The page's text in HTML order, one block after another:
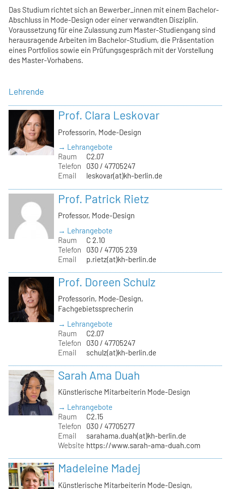
Das Studium richtet sich an Bewerber_innen mit einem Bachelor-
Abschluss in Mode-Design oder einer verwandten Disziplin.
Voraussetzung für eine Zulassung zum Master-Studiengang sind
herausragende Arbeiten im Bachelor-Studium, die Präsentation
eines Portfolios sowie ein Prüfungsgespräch mit der Vorstellung
des Master-Vorhabens.
Lehrende
Prof. Clara Leskovar
Professorin, Mode-Design
→ Lehrangebote
Raum
C2.07
Telefon
030 / 47705247
Email
leskovar(at)kh-berlin.de
Prof. Patrick Rietz
Professor, Mode-Design
→ Lehrangebote
Raum
C 2.10
Telefon
030 / 47705 239
Email
p.rietz(at)kh-berlin.de
Prof. Doreen Schulz
Professorin, Mode-Design,
Fachgebietssprecherin
→ Lehrangebote
Raum
C2.07
Telefon
030 / 47705247
Email
schulz(at)kh-berlin.de
Sarah Ama Duah
Künstlerische Mitarbeiterin Mode-Design
→ Lehrangebote
Raum
C2.15
Telefon
030 / 47705277
Email
sarahama.duah(at)kh-berlin.de
Website https://www.sarah-ama-duah.com
Madeleine Madej
Künstlerische Mitarbeiterin Mode-Design,